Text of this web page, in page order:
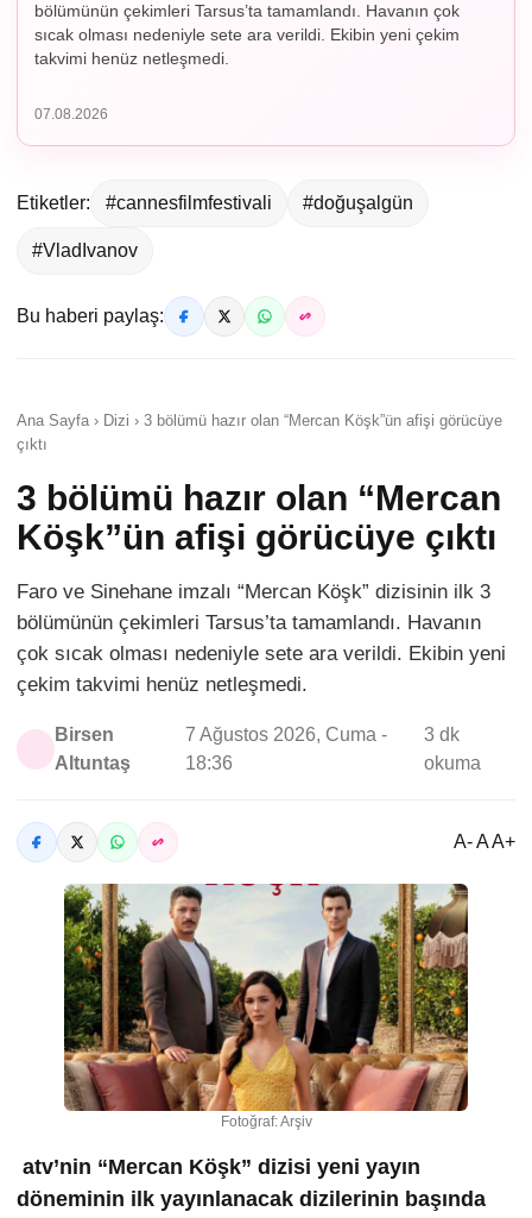
bölümünün çekimleri Tarsus’ta tamamlandı. Havanın çok
sıcak olması nedeniyle sete ara verildi. Ekibin yeni çekim
takvimi henüz netleşmedi.
07.08.2026
Etiketler: #cannesfilmfestivali #doğuşalgün
#VladIvanov
Bu haberi paylaş:
Ana Sayfa › Dizi › 3 bölümü hazır olan “Mercan Köşk”ün afişi görücüye
çıktı
3 bölümü hazır olan “Mercan
Köşk”ün afişi görücüye çıktı
Faro ve Sinehane imzalı “Mercan Köşk” dizisinin ilk 3
bölümünün çekimleri Tarsus’ta tamamlandı. Havanın
çok sıcak olması nedeniyle sete ara verildi. Ekibin yeni
çekim takvimi henüz netleşmedi.
Birsen
Altuntaş
7 Ağustos 2026, Cuma -
18:36
3 dk
okuma
A- A A+
Fotoğraf: Arşiv
atv’nin “Mercan Köşk” dizisi yeni yayın
döneminin ilk yayınlanacak dizilerinin başında